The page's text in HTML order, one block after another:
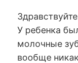
У ребенка
молочные
вообще